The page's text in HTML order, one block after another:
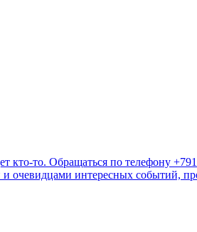
то. Обращаться по телефону
и очевидцами интересных событий,